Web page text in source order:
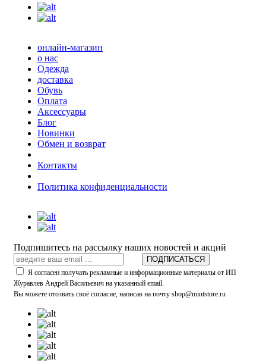
онлайн-магазин
о нас
Одежда
доставка
Обувь
Оплата
Аксессуары
Блог
Новинки
Обмен и возврат
Контакты
Политика конфиденциальности
Подпишитесь на рассылку наших новостей и акций
ПОДПИСАТЬСЯ
Я согласен получать рекламные и информационные материалы от ИП
Журавлев Андрей Васильевич на указанный email.
Вы можете отозвать своё согласие, написав на почту shop@mintstore.ru